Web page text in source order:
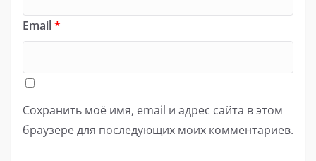
Email*
Сохранить моё имя, email и адрес сайта в этом
браузере для последующих моих комментариев.